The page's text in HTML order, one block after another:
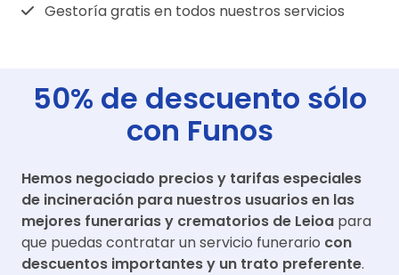
Gestoría gratis en todos nuestros servicios
50% de descuento sólo
con Funos
Hemos negociado precios y tarifas especiales
de incineración para nuestros usuarios en las
mejores funerarias y crematorios de Leioa para
que puedas contratar un servicio funerario con
descuentos importantes y un trato preferente.